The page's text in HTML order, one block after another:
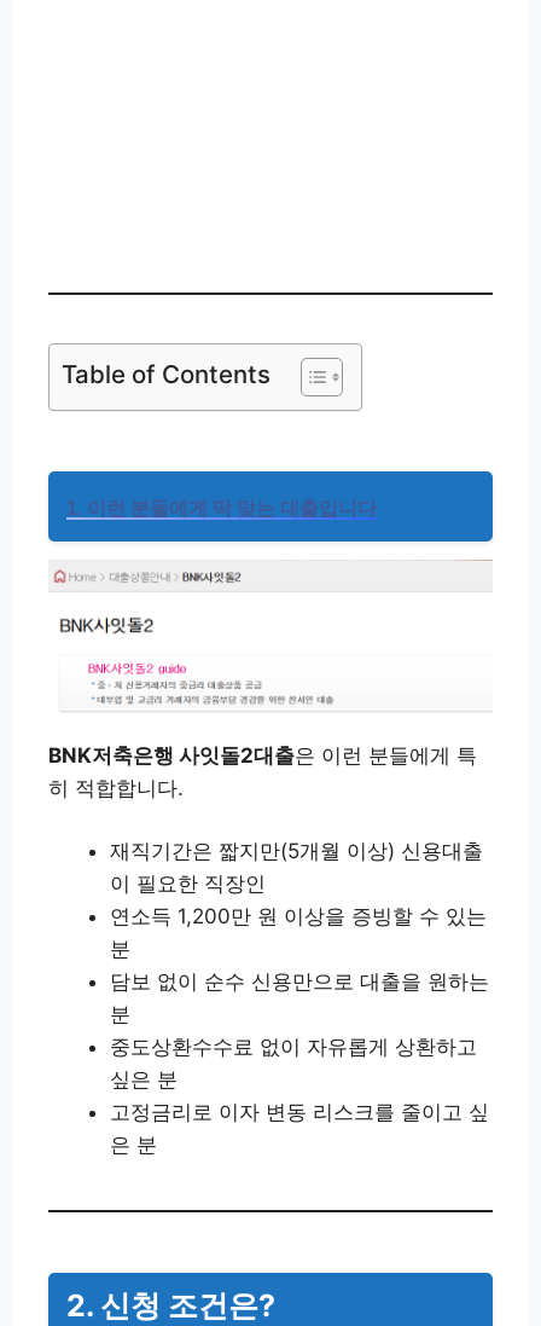
Table of Contents
1. 이런 분들에게 딱 맞는 대출입니다
BNK저축은행 사잇돌2대출은 이런 분들에게 특
히 적합합니다.
재직기간은 짧지만(5개월 이상) 신용대출
이 필요한 직장인
연소득 1,200만 원 이상을 증빙할 수 있는
분
담보 없이 순수 신용만으로 대출을 원하는
분
중도상환수수료 없이 자유롭게 상환하고
싶은 분
고정금리로 이자 변동 리스크를 줄이고 싶
은 분
2. 신청 조건은?